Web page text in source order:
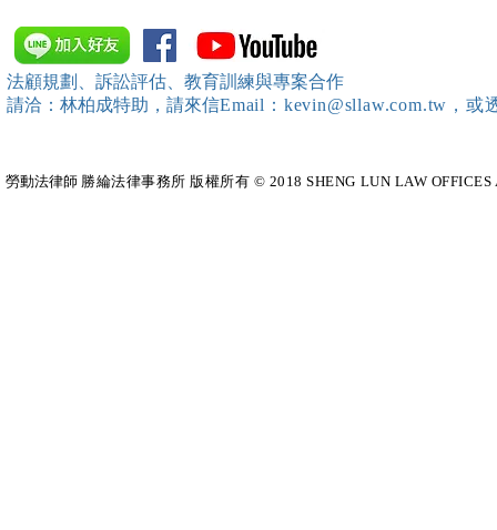
訓練）課程，邀請本所所長 邱
靖棠律師 擔任講師
法顧規劃、訴訟評估、教育訓練與專案合作
請洽：林柏成特助 ，請來信Email：kevin@sllaw.com.tw，
勞動法律師​ 勝綸法律事務所 版權所有 © 2018 SHENG LUN LAW